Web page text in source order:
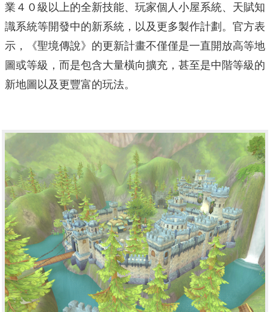
業４０級以上的全新技能、玩家個人小屋系統、天賦知
識系統等開發中的新系統，以及更多製作計劃。官方表
示，《聖境傳說》的更新計畫不僅僅是一直開放高等地
圖或等級，而是包含大量橫向擴充，甚至是中階等級的
新地圖以及更豐富的玩法。